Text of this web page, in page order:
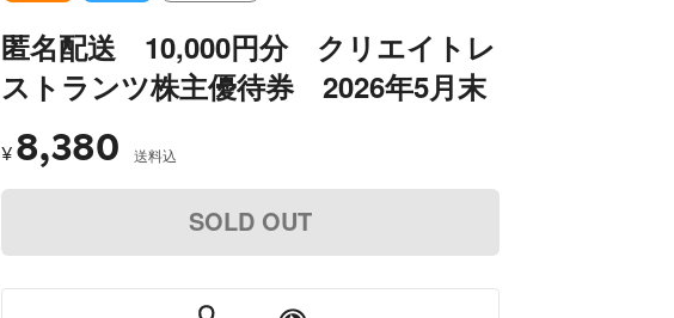
匿名配送 10,000円分 クリエイトレ
ストランツ株主優待券 2026年5月末
¥ 8,380 送料込
SOLD OUT